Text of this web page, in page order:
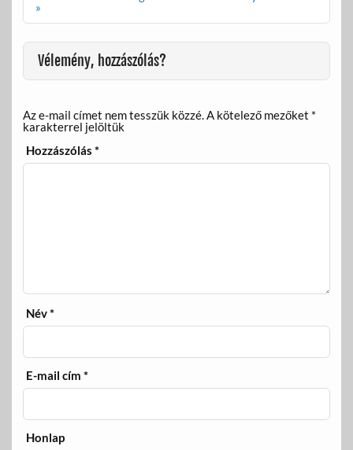
k
»
Vélemény, hozzászólás?
Az e-mail címet nem tesszük közzé.A kötelező mezőket *
karakterrel jelöltük
Hozzászólás*
Név*
E-mail cím*
Honlap